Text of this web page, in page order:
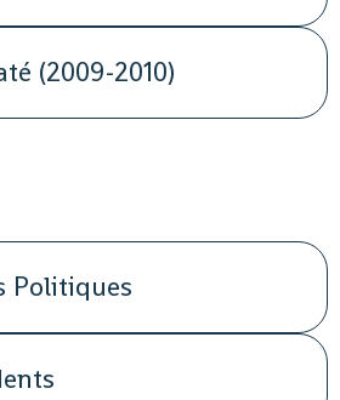
(2009-2010)
Politiques